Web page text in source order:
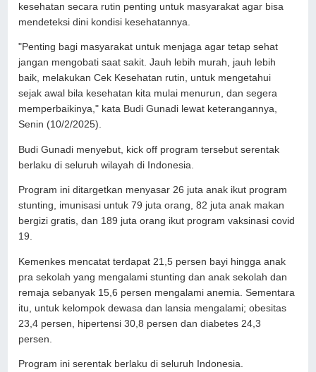
kesehatan secara rutin penting untuk masyarakat agar bisa
mendeteksi dini kondisi kesehatannya.
"Penting bagi masyarakat untuk menjaga agar tetap sehat
jangan mengobati saat sakit. Jauh lebih murah, jauh lebih
baik, melakukan Cek Kesehatan rutin, untuk mengetahui
sejak awal bila kesehatan kita mulai menurun, dan segera
memperbaikinya," kata Budi Gunadi lewat keterangannya,
Senin (10/2/2025).
Budi Gunadi menyebut, kick off program tersebut serentak
berlaku di seluruh wilayah di Indonesia.
Program ini ditargetkan menyasar 26 juta anak ikut program
stunting, imunisasi untuk 79 juta orang, 82 juta anak makan
bergizi gratis, dan 189 juta orang ikut program vaksinasi covid
19.
Kemenkes mencatat terdapat 21,5 persen bayi hingga anak
pra sekolah yang mengalami stunting dan anak sekolah dan
remaja sebanyak 15,6 persen mengalami anemia. Sementara
itu, untuk kelompok dewasa dan lansia mengalami; obesitas
23,4 persen, hipertensi 30,8 persen dan diabetes 24,3
persen.
Program ini serentak berlaku di seluruh Indonesia.